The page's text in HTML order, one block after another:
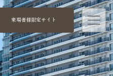
来場者様限定サイト
ト
ッ
プ
ペ
ー
ジ